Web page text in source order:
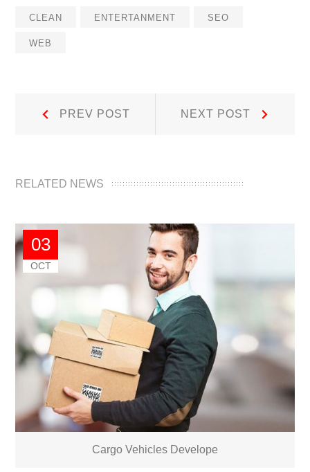
CLEAN ENTERTANMENT SEO
WEB
Navegación
entradas
PREV POST NEXT POST Post:
RELATED NEWS
03
OCT
Cargo Vehicles Develope